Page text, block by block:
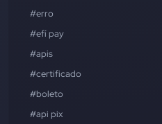
#erro
#efí pay
#apis
#certificado
#boleto
#api pix